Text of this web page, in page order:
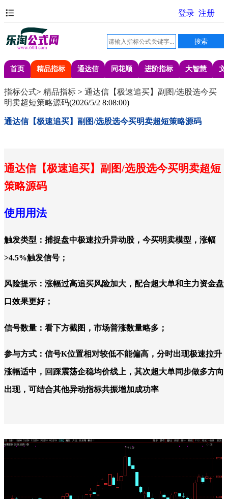
首页 精品指标 通达信 同花顺 进阶指标 大智慧 文
指标公式> 精品指标 > 通达信【极速追买】副图/选股选今买
明卖超短策略源码(2026/5/2 8:08:00)
通达信【极速追买】副图/选股选今买明卖超短策略源码
通达信【极速追买】副图/选股选今买明卖超短
策略源码
使用用法
触发类型：捕捉盘中极速拉升异动股，今买明卖模型，涨幅
>4.5%触发信号；
风险提示：涨幅过高追买风险加大，配合超大单和主力资金盘
口效果更好；
信号数量：看下方截图，市场普涨数量略多；
参与方式：信号K位置相对较低不能偏高，分时出现极速拉升
涨幅适中，回踩震荡企稳均价线上，其次超大单同步做多方向
出现，可结合其他异动指标共振增加成功率